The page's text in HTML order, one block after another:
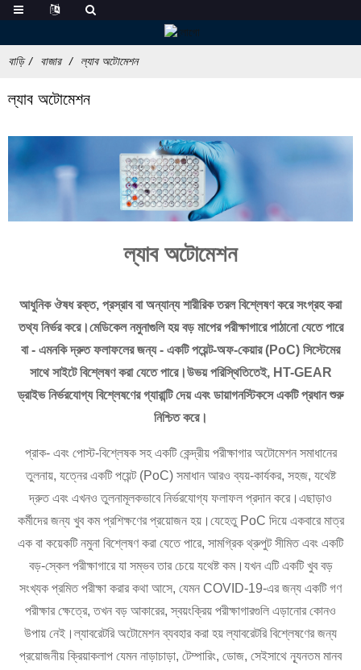
বাড়ি বাজার ল্যাব অটোমেশন
ল্যাব অটোমেশন
ল্যাব অটোমেশন
আধুনিক ঔষধ রক্ত, প্রস্রাব বা অন্যান্য শারীরিক তরল বিশ্লেষণ করে সংগ্রহ করা
তথ্য নির্ভর করে।মেডিকেল নমুনাগুলি হয় বড় মাপের পরীক্ষাগারে পাঠানো যেতে পারে
বা - এমনকি দ্রুত ফলাফলের জন্য - একটি পয়েন্ট-অফ-কেয়ার (PoC) সিস্টেমের
সাথে সাইটে বিশ্লেষণ করা যেতে পারে।উভয় পরিস্থিতিতেই, HT-GEAR
ড্রাইভ নির্ভরযোগ্য বিশ্লেষণের গ্যারান্টি দেয় এবং ডায়াগনস্টিকসে একটি প্রধান শুরু
নিশ্চিত করে।
প্রাক- এবং পোস্ট-বিশ্লেষক সহ একটি কেন্দ্রীয় পরীক্ষাগার অটোমেশন সমাধানের
তুলনায়, যত্নের একটি পয়েন্ট (PoC) সমাধান আরও ব্যয়-কার্যকর, সহজ, যথেষ্ট
দ্রুত এবং এখনও তুলনামূলকভাবে নির্ভরযোগ্য ফলাফল প্রদান করে।এছাড়াও
কর্মীদের জন্য খুব কম প্রশিক্ষণের প্রয়োজন হয়।যেহেতু PoC দিয়ে একবারে মাত্র
এক বা কয়েকটি নমুনা বিশ্লেষণ করা যেতে পারে, সামগ্রিক থ্রুপুট সীমিত এবং একটি
বড়-স্কেল পরীক্ষাগারে যা সম্ভব তার চেয়ে যথেষ্ট কম।যখন এটি একটি খুব বড়
সংখ্যক প্রমিত পরীক্ষা করার কথা আসে, যেমন COVID-19-এর জন্য একটি গণ
পরীক্ষার ক্ষেত্রে, তখন বড় আকারের, স্বয়ংক্রিয় পরীক্ষাগারগুলি এড়ানোর কোনও
উপায় নেই।ল্যাবরেটরি অটোমেশন ব্যবহার করা হয় ল্যাবরেটরি বিশ্লেষণের জন্য
প্রয়োজনীয় ক্রিয়াকলাপ যেমন নাড়াচাড়া, টেম্পারিং, ডোজ, সেইসাথে ন্যূনতম মানব